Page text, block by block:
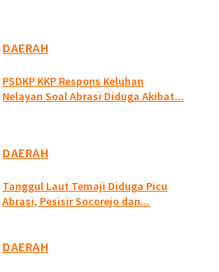
DAERAH
PSDKP KKP Respons Keluhan
Nelayan Soal Abrasi Diduga Akibat...
DAERAH
Tanggul Laut Temaji Diduga Picu
Abrasi, Pesisir Socorejo dan...
DAERAH